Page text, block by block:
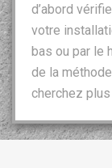
d’abord
votre
bas ou par le
de la
cherchez